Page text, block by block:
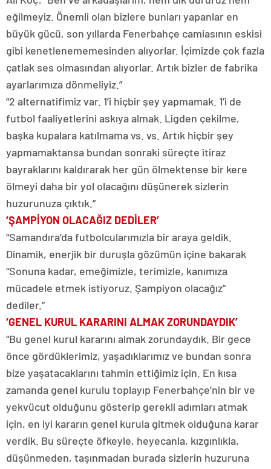
eğilmeyiz. Önemli olan bizlere bunları yapanlar en
büyük gücü, son yıllarda Fenerbahçe camiasının eskisi
gibi kenetlenememesinden alıyorlar. İçimizde çok fazla
çatlak ses olmasından alıyorlar. Artık bizler de fabrika
ayarlarımıza dönmeliyiz.”
“2 alternatifimiz var. 1’i hiçbir şey yapmamak. 1’i de
futbol faaliyetlerini askıya almak. Ligden çekilme,
başka kupalara katılmama vs. vs. Artık hiçbir şey
yapmamaktansa bundan sonraki süreçte itiraz
bayraklarını kaldırarak her gün ölmektense bir kere
ölmeyi daha bir yol olacağını düşünerek sizlerin
huzurunuza çıktık.”
‘ŞAMPİYON OLACAĞIZ DEDİLER’
“Samandıra’da futbolcularımızla bir araya geldik.
Dinamik, enerjik bir duruşla gözümün içine bakarak
“Sonuna kadar, emeğimizle, terimizle, kanımıza
mücadele etmek istiyoruz. Şampiyon olacağız”
dediler.”
‘GENEL KURUL KARARINI ALMAK ZORUNDAYDIK’
“Bu genel kurul kararını almak zorundaydık. Bir gece
önce gördüklerimiz, yaşadıklarımız ve bundan sonra
bize yaşatacaklarını tahmin ettiğimiz için. En kısa
zamanda genel kurulu toplayıp Fenerbahçe’nin bir ve
yekvücut olduğunu gösterip gerekli adımları atmak
için, en iyi kararın genel kurula gitmek olduğuna karar
verdik. Bu süreçte öfkeyle, heyecanla, kızgınlıkla,
düşünmeden, taşınmadan burada sizlerin huzuruna